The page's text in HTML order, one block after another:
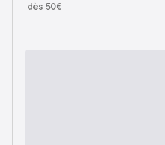
dès 50€